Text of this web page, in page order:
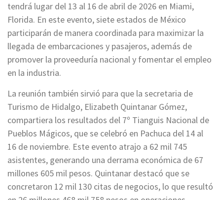
tendrá lugar del 13 al 16 de abril de 2026 en Miami,
Florida. En este evento, siete estados de México
participarán de manera coordinada para maximizar la
llegada de embarcaciones y pasajeros, además de
promover la proveeduría nacional y fomentar el empleo
en la industria.
La reunión también sirvió para que la secretaria de
Turismo de Hidalgo, Elizabeth Quintanar Gómez,
compartiera los resultados del 7º Tianguis Nacional de
Pueblos Mágicos, que se celebró en Pachuca del 14 al
16 de noviembre. Este evento atrajo a 62 mil 745
asistentes, generando una derrama económica de 67
millones 605 mil pesos. Quintanar destacó que se
concretaron 12 mil 130 citas de negocios, lo que resultó